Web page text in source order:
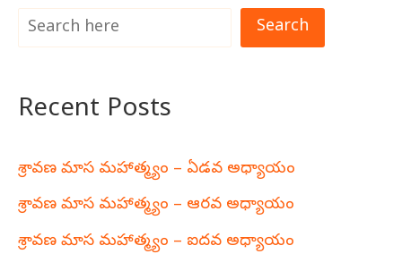
Search
Recent Posts
శ్రావణ మాస మహాత్మ్యం – ఏడవ అధ్యాయం
శ్రావణ మాస మహాత్మ్యం – ఆరవ అధ్యాయం
శ్రావణ మాస మహాత్మ్యం – ఐదవ అధ్యాయం